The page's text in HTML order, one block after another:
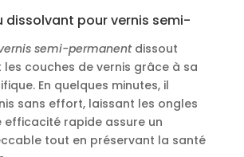
dissolvant pour vernis semi-
semi-permanentdissout
couches de vernis grâce à sa
En quelques minutes, il
sans effort, laissant les ongles
efficacité rapide assure un
tout en préservant la santé